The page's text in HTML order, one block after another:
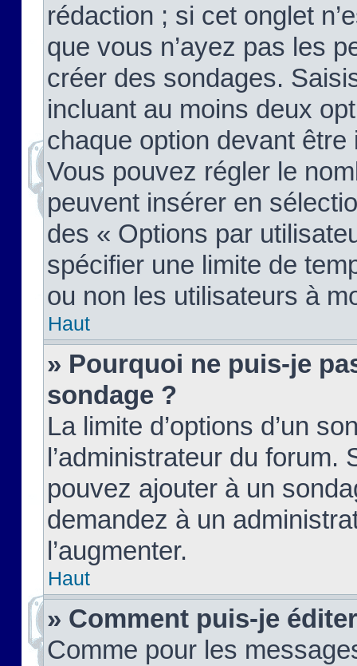
rédaction ; si cet onglet
que vous n’ayez pas les
créer des sondages.
incluant au moins deux
chaque option devant
Vous pouvez régler le
peuvent insérer en
des « Options par
spécifier une limite de
ou non les utilisateurs à
Haut
» Pourquoi ne puis-je
sondage ?
La limite d’options d’un
l’administrateur du forum.
pouvez ajouter à un
demandez à un
l’augmenter.
Haut
» Comment puis-je
Comme pour les